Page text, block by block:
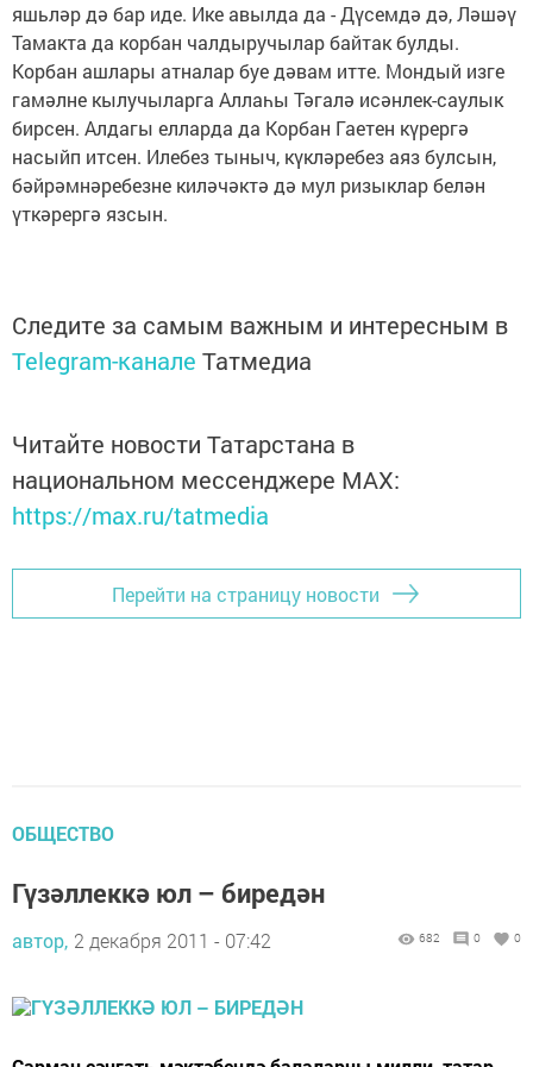
яшьләр дә бар иде. Ике авылда да - Дүсемдә дә, Ләшәү
Тамакта да корбан чалдыручылар байтак булды.
Корбан ашлары атналар буе дәвам итте. Мондый изге
гамәлне кылучыларга Аллаһы Тәгалә исәнлек-саулык
бирсен. Алдагы елларда да Корбан Гаетен күрергә
насыйп итсен. Илебез тыныч, күкләребез аяз булсын,
бәйрәмнәребезне киләчәктә дә мул ризыклар белән
үткәрергә язсын.
Следите за самым важным и интересным в
Telegram-канале Татмедиа
Читайте новости Татарстана в
национальном мессенджере MАХ:
https://max.ru/tatmedia
Перейти на страницу новости
ОБЩЕСТВО
Гүзәллеккә юл – биредән
автор, 2 декабря 2011 - 07:42 682 0 0